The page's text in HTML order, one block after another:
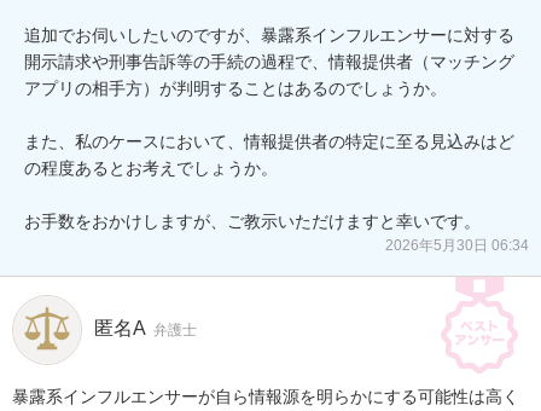
追加でお伺いしたいのですが、暴露系インフルエンサーに対する
開示請求や刑事告訴等の手続の過程で、情報提供者（マッチング
アプリの相手方）が判明することはあるのでしょうか。
また、私のケースにおいて、情報提供者の特定に至る見込みはど
の程度あるとお考えでしょうか。
お手数をおかけしますが、ご教示いただけますと幸いです。
2026年5月30日 06:34
匿名A 弁護士
暴露系インフルエンサーが自ら情報源を明らかにする可能性は高く